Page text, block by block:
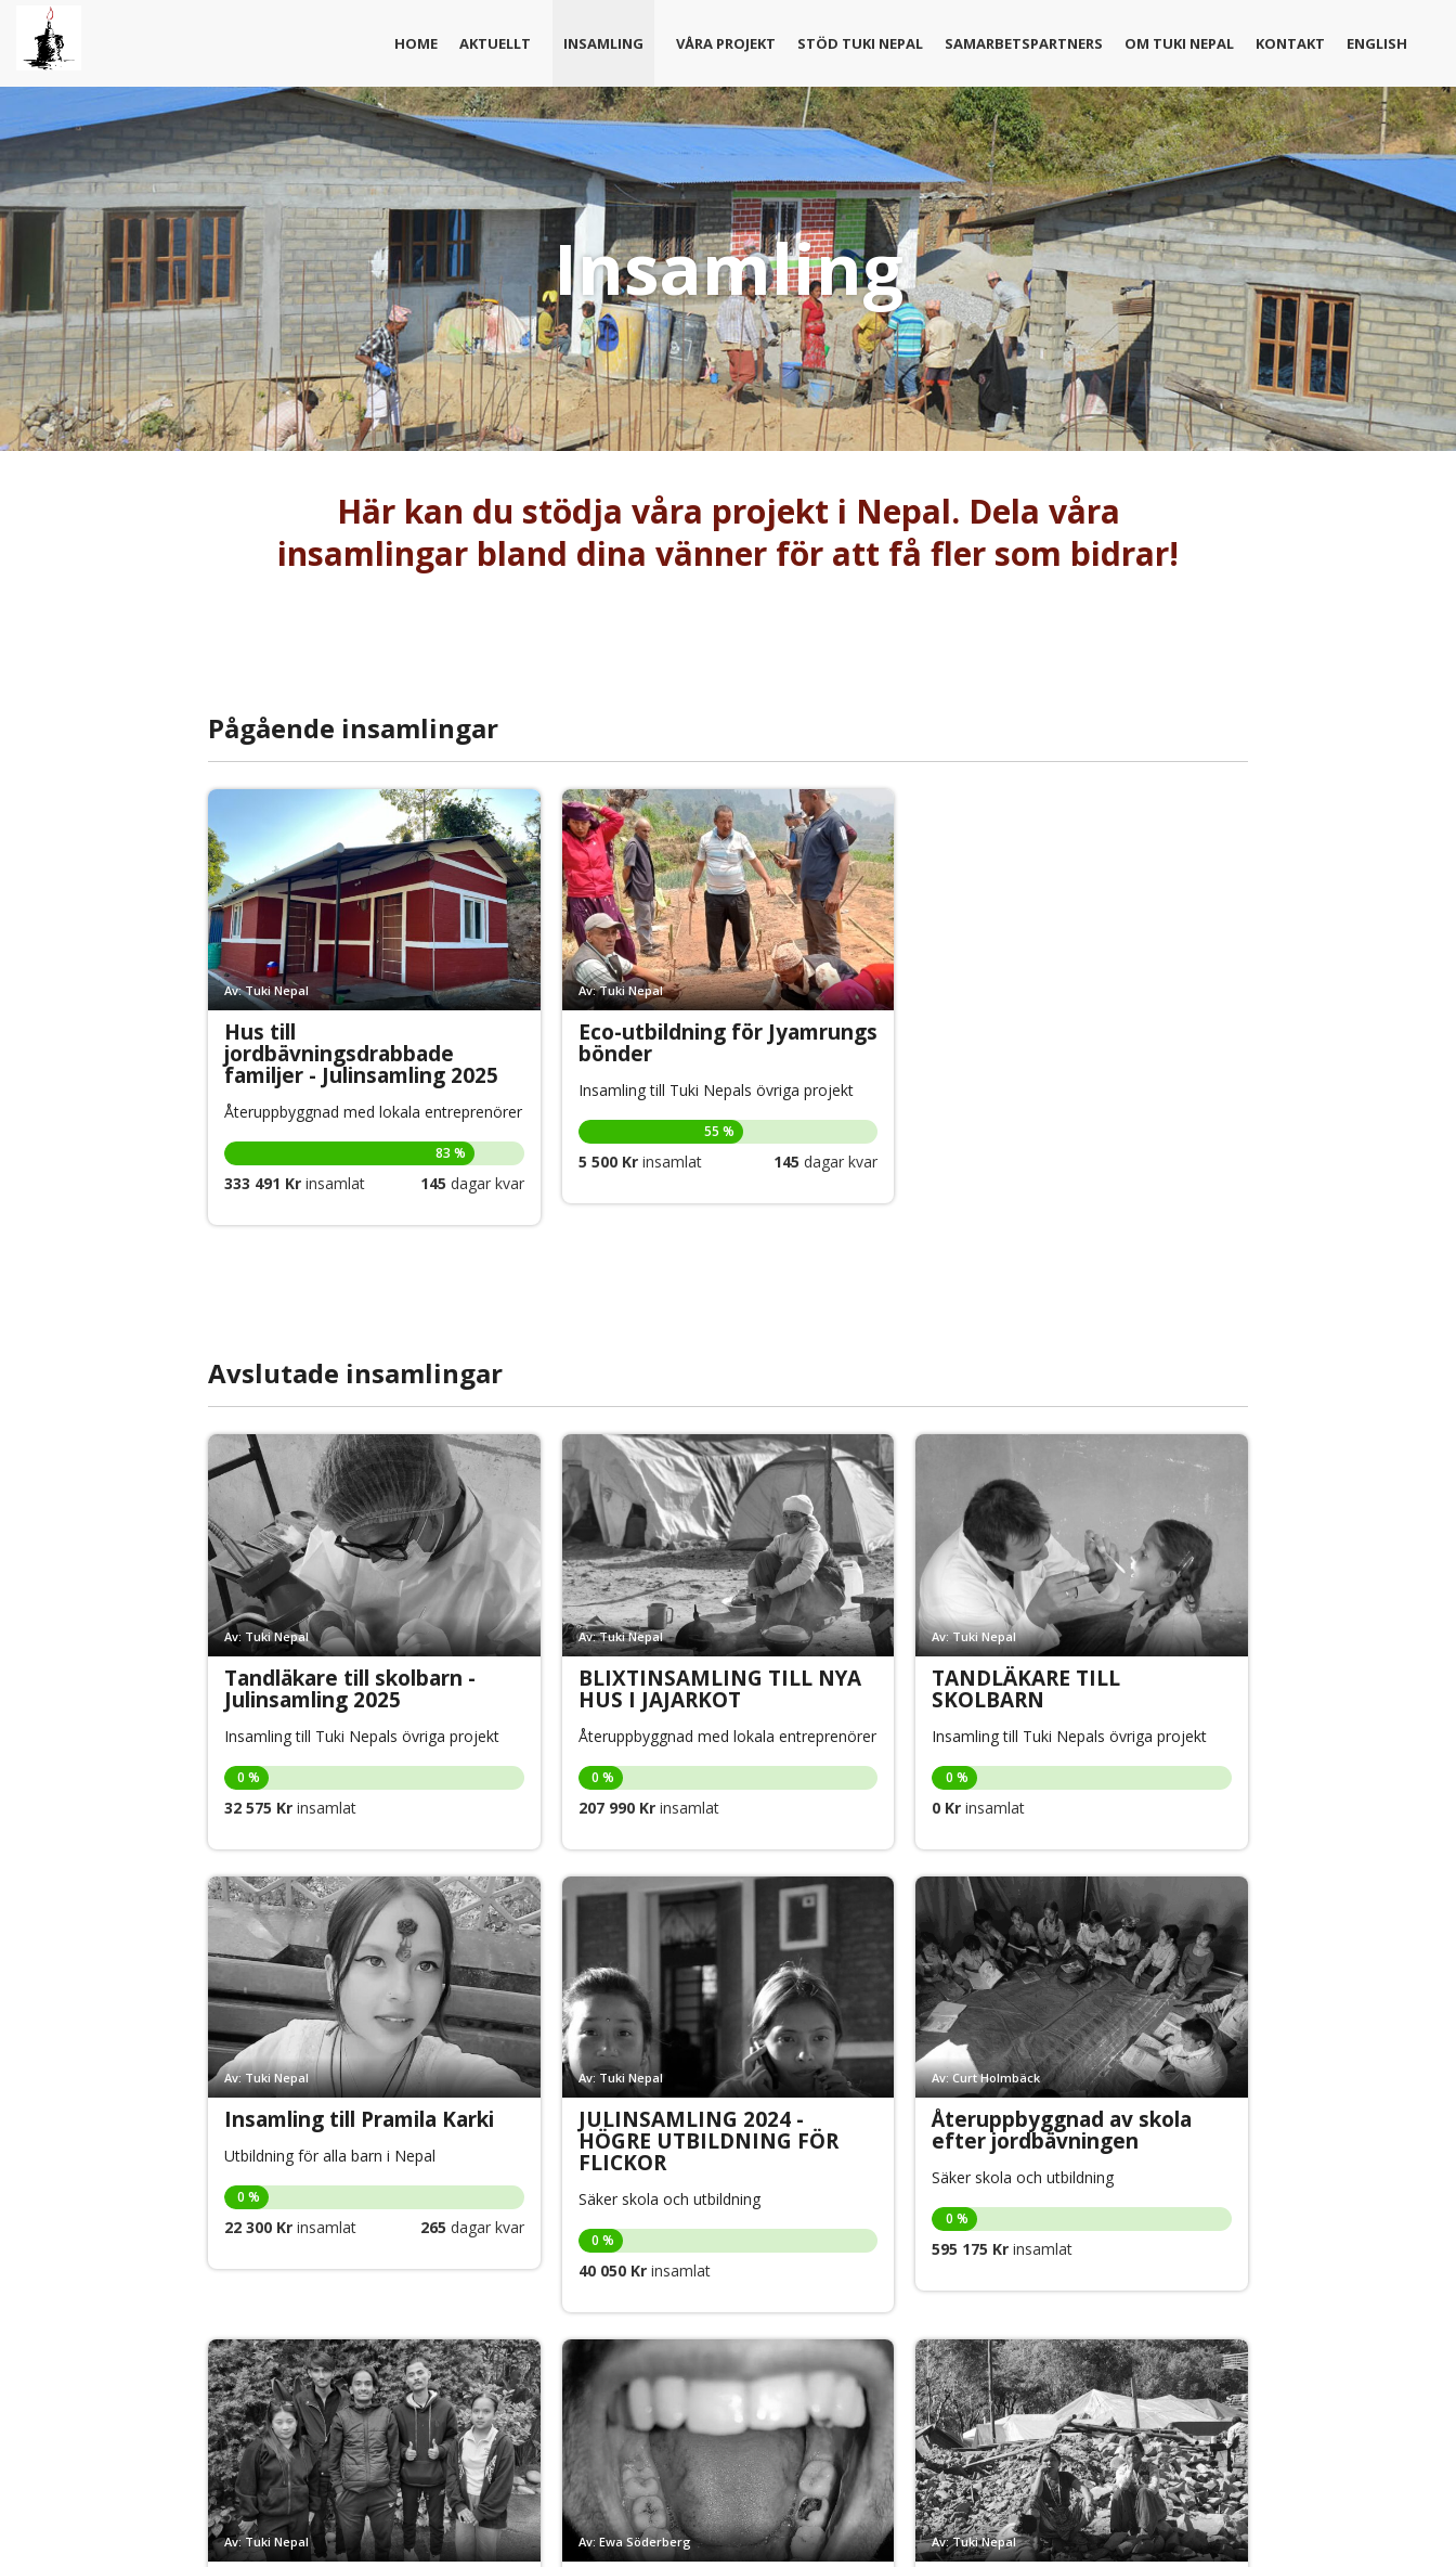
HOME AKTUELLT INSAMLING VÅRA PROJEKT STÖD TUKI NEPAL SAMARBETSPARTNERS OM TUKI NEPAL KONTAKT ENGLISH
Insamling
Här kan du stödja våra projekt i Nepal. Dela våra
insamlingar bland dina vänner för att få fler som bidrar!
Pågående insamlingar
Av: Tuki Nepal
Hus till
jordbävningsdrabbade
familjer - Julinsamling 2025
Återuppbyggnad med lokala entreprenörer
83 %
333 491 Kr insamlat 145 dagar kvar
Av: Tuki Nepal
Eco-utbildning för Jyamrungs
bönder
Insamling till Tuki Nepals övriga projekt
55 %
5 500 Krinsamlat 145 dagar kvar
Avslutade insamlingar
Av: Tuki Nepal
Tandläkare till skolbarn -
Julinsamling 2025
Insamling till Tuki Nepals övriga projekt
0 %
32 575 Kr insamlat
Av: Tuki Nepal
BLIXTINSAMLING TILL NYA
HUS I JAJARKOT
Återuppbyggnad med lokala entreprenörer
0 %
207 990 Krinsamlat
Av: Tuki Nepal
TANDLÄKARE TILL
SKOLBARN
Insamling till Tuki Nepals övriga projekt
0 %
0 Kr insamlat
Av: Tuki Nepal
Insamling till Pramila Karki
Utbildning för alla barn i Nepal
0 %
22 300 Kr insamlat 265 dagar kvar
Av: Tuki Nepal
JULINSAMLING 2024 -
HÖGRE UTBILDNING FÖR
FLICKOR
Säker skola och utbildning
0 %
40 050 Krinsamlat
Av: Curt Holmbäck
Återuppbyggnad av skola
efter jordbävningen
Säker skola och utbildning
0 %
595 175 Kr insamlat
Av: Tuki Nepal Av: Ewa Söderberg Av: Tuki Nepal